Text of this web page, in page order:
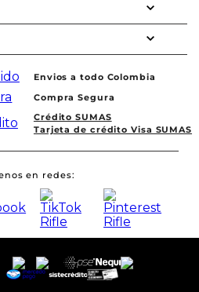
Envios a todo Colombia
Compra Segura
Crédito SUMAS
Tarjeta de crédito Visa SUMAS
en redes